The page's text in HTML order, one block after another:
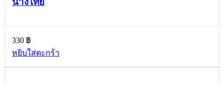
330 ฿
หยิบใส่ตะกร้า